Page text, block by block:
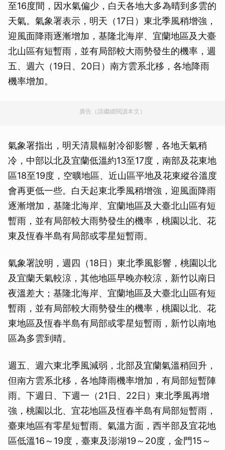
至16度間，因水氣偏少，白天各地大多為晴到多雲的
天氣。氣象署表示，明天（17日）東北季風稍增強，
迎風面降雨逐漸增加，基隆北海岸、宜蘭地區及大臺
北山區有短暫雨，並有局部較大雨勢發生的機率，週
五、週六（19日、20日）南方雲系北移，各地降雨
機率增加。
廣告（請繼續閱讀本文）
氣象署指出，明天清晨輻射冷卻影響，各地天氣稍
冷，中部以北及宜蘭低溫約13至17度，南部及花東地
區18至19度，空曠地區、近山區平地及花東縱谷溫度
會再更低一些。白天起東北季風稍增強，迎風面降雨
逐漸增加，基隆北海岸、宜蘭地區及大臺北山區有短
暫雨，並有局部較大雨勢發生的機率，桃園以北、花
東及恆春半島有局部或零星短暫雨。
氣象署說明，週四（18日）東北季風影響，桃園以北
及宜蘭天氣較涼，其他地區早晚亦較涼，新竹以南日
夜溫差大；基隆北海岸、宜蘭地區及大臺北山區有短
暫雨，並有局部較大雨勢發生的機率，桃園以北、花
東地區及恆春半島有局部或零星短暫雨，新竹以南地
區為多雲到晴。
週五、週六東北季風減弱，北部及宜蘭氣溫稍回升，
但南方雲系北移，各地降雨機率增加，有局部短暫陣
雨。下週日、下週一（21日、22日）東北季風再增
強，桃園以北、宜花地區及恆春半島有局部短暫雨，
臺東地區有零星短暫雨。氣溫方面，西半部及宜花地
區低溫16～19度，臺東及澎湖19～20度，金門15～